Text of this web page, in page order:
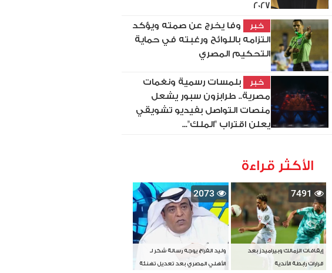
2027
خبر
وفا يخرج عن صمته ويؤكد
التزامه باللوائح ورغبته في حماية
التحكيم المصري
خبر
بلمسات رسمية ونغمات
مصرية.. طرابزون سبور يشعل
منصات التواصل بفيديو تشويقي
يعلن اقتراب "الملك"...
الأكثر قراءة
7491
إيقافات الزمالك وبيراميدز بعد
قرارات رابطة الأندية
2073
وليد الفراج يوجه رسالة شكر لـ
الأهلي المصري بعد تعديل تهنئة